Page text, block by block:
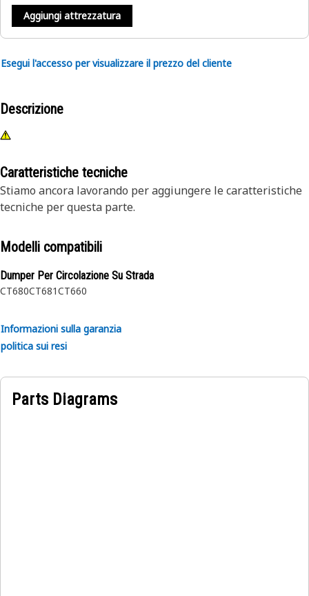
Aggiungi attrezzatura
Esegui l'accesso per visualizzare il prezzo del cliente
Descrizione
Caratteristiche tecniche
Stiamo ancora lavorando per aggiungere le caratteristiche
tecniche per questa parte.
Modelli compatibili
Dumper Per Circolazione Su Strada
CT680CT681CT660
Informazioni sulla garanzia
politica sui resi
Parts Diagrams